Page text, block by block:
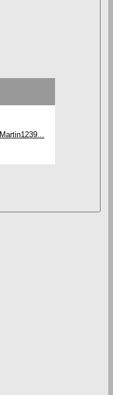
Martin1239...